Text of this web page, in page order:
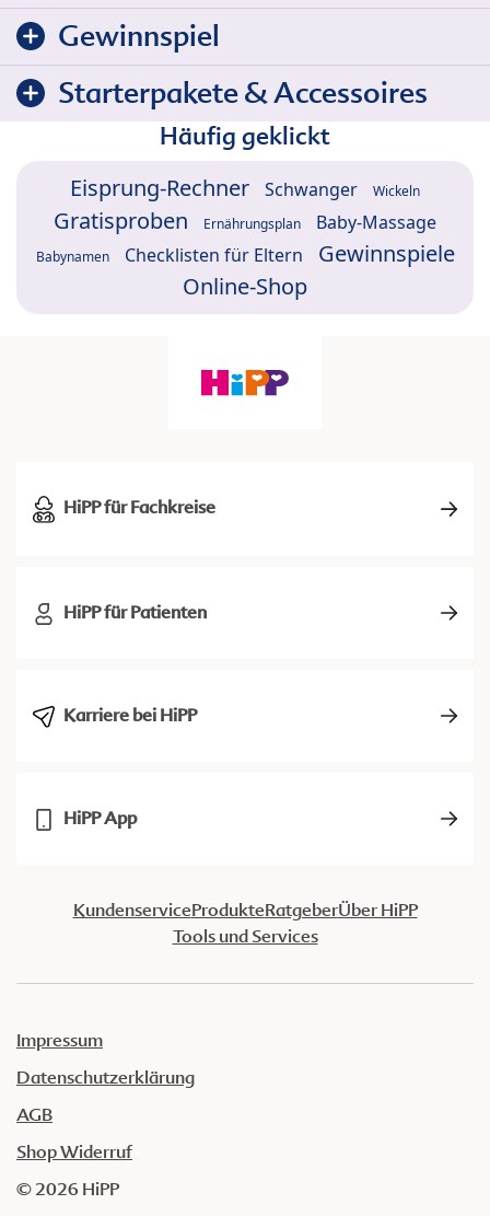
Gewinnspiel
Starterpakete & Accessoires
Häufig geklickt
Eisprung-Rechner Schwanger Wickeln
Gratisproben Ernährungsplan Baby-Massage
Babynamen Checklisten für Eltern
Gewinnspiele
Online-Shop
HiPP für Fachkreise
HiPP für Patienten
Karriere bei HiPP
HiPP App
KundenserviceProdukteRatgeberÜber HiPP
Tools und Services
Impressum
Datenschutzerklärung
AGB
Shop Widerruf
© 2026 HiPP